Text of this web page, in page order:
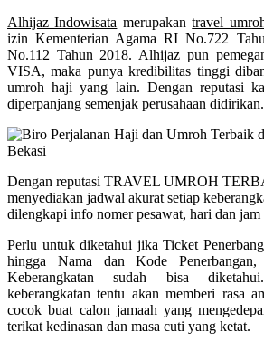
Alhijaz Indowisata merupakantravel
izin Kementerian Agama RI No.722
No.112 Tahun 2018. Alhijaz pun
VISA, maka punya kredibilitas tinggi
umroh haji yang lain. Dengan reputasi
diperpanjang semenjak perusahaan didirikan.
Dengan reputasi TRAVEL UMROH
menyediakan jadwal akurat setiap
dilengkapi info nomer pesawat, hari dan jam
Perlu untuk diketahui jika Ticket
hingga Nama dan Kode
Keberangkatan sudah bisa
keberangkatan tentu akan memberi rasa
cocok buat calon jamaah yang
terikat kedinasan dan masa cuti yang ketat.